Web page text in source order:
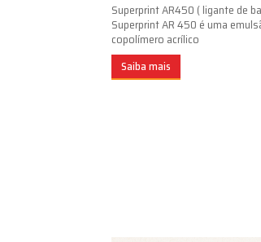
Superprint AR450 ( ligante de
Superprint AR 450 é uma
copolímero acrílico
Saiba mais